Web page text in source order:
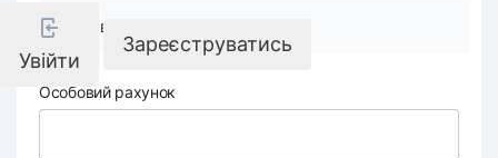
Увійти
Зареєструватись
Реквізити компанії
Особовий рахунок